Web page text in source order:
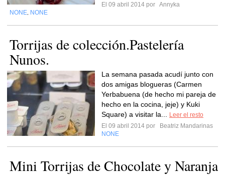
El 09 abril 2014 por Annyka
NONE NONE
Torrijas de colección.Pastelería
Nunos.
La semana pasada acudí junto con
dos amigas blogueras (Carmen
Yerbabuena (de hecho mi pareja de
hecho en la cocina, jeje) y Kuki
Square) a visitar la...
Leer el resto
El 09 abril 2014 por
Beatriz Mandarinas
NONE
Mini Torrijas de Chocolate y Naranja